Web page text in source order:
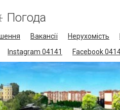
Погода
Вакансії Нерухомість
Instagram 04141 Facebook